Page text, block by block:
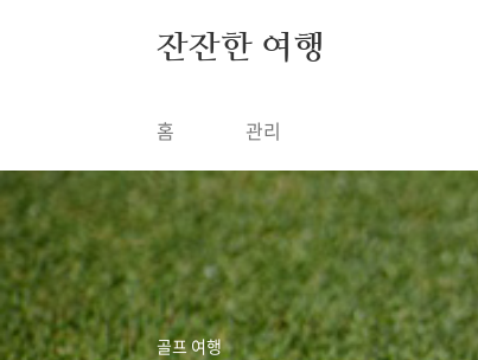
잔잔한 여행
홈 관리
골프 여행